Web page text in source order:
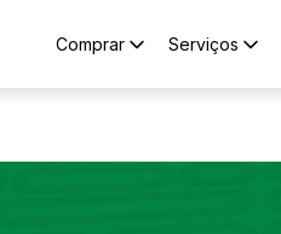
Comprar Serviços